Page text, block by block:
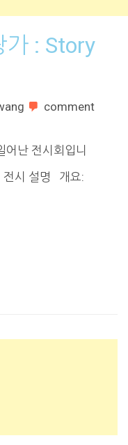
가 : Story
comment
난 전시회입니
시 설명 개요: